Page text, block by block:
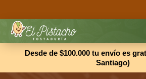
Desde de $100.000 tu envío es
Santiago)